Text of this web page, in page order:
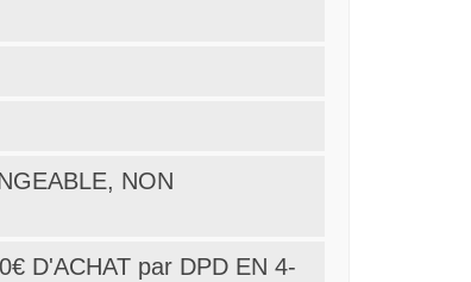
NON
D'ACHAT par DPD EN 4-